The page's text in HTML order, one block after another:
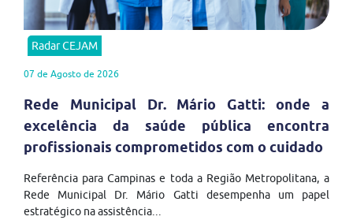
Radar CEJAM
07 de Agosto de 2026
Rede Municipal Dr. Mário Gatti: onde a
excelência da saúde pública encontra
profissionais comprometidos com o cuidado
Referência para Campinas e toda a Região Metropolitana, a
Rede Municipal Dr. Mário Gatti desempenha um papel
estratégico na assistência...